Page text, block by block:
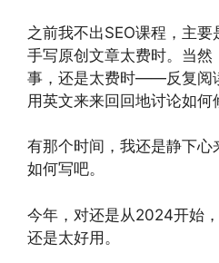
之前我不出SEO课程，主
手写原创文章太费时。当然
事，还是太费时——反复阅
用英文来来回回地讨论如何
有那个时间，我还是静下
如何写吧。
今年，对还是从2024开始
还是太好用。